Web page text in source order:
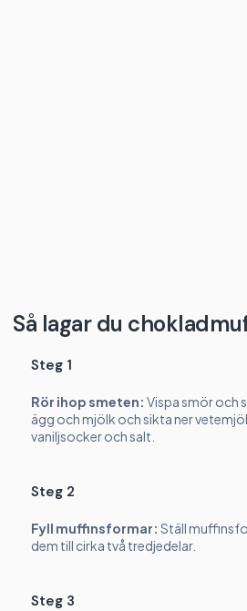
Så lagar du
Steg 1
Rör ihop smeten: Vispa smör och
ägg och mjölk och sikta ner
vaniljsocker och salt.
Steg 2
Fyll muffinsformar: Ställ
dem till cirka två tredjedelar.
Steg 3